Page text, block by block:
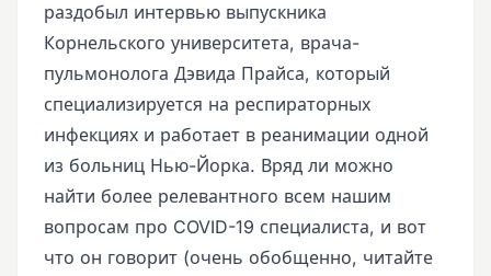
раздобыл интервью выпускника
Корнельского университета, врача-
пульмонолога Дэвида Прайса, который
специализируется на респираторных
инфекциях и работает в реанимации одной
из больниц Нью-Йорка. Вряд ли можно
найти более релевантного всем нашим
вопросам про COVID-19 специалиста, и вот
что он говорит (очень обобщенно, читайте